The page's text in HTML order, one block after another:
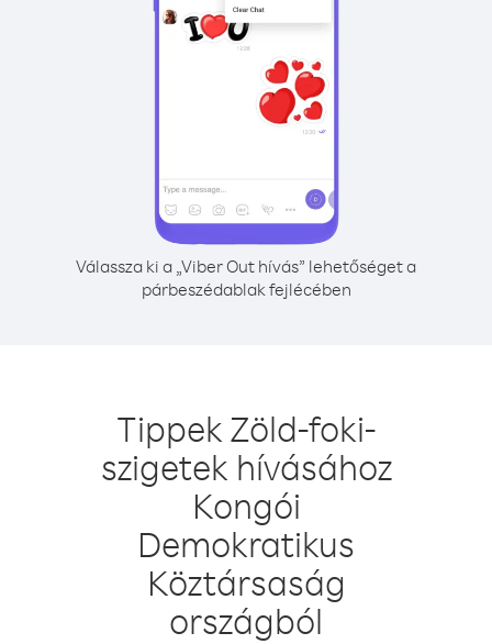
Válassza ki a „Viber Out hívás” lehetőséget a
párbeszédablak fejlécében
Tippek Zöld-foki-
szigetek hívásához
Kongói
Demokratikus
Köztársaság
országból